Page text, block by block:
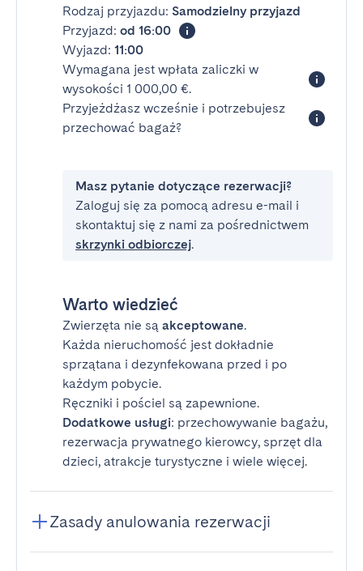
Rodzaj przyjazdu: Samodzielny przyjazd
Przyjazd: od 16:00
Wyjazd: 11:00
Wymagana jest wpłata zaliczki w
wysokości 1 000,00 €.
Przyjeżdżasz wcześnie i potrzebujesz
przechować bagaż?
Masz pytanie dotyczące rezerwacji?
Zaloguj się za pomocą adresu e-mail i
skontaktuj się z nami za pośrednictwem
skrzynki odbiorczej.
Warto wiedzieć
Zwierzęta nie są akceptowane.
Każda nieruchomość jest dokładnie
sprzątana i dezynfekowana przed i po
każdym pobycie.
Ręczniki i pościel są zapewnione.
Dodatkowe usługi: przechowywanie bagażu,
rezerwacja prywatnego kierowcy, sprzęt dla
dzieci, atrakcje turystyczne i wiele więcej.
Zasady anulowania rezerwacji